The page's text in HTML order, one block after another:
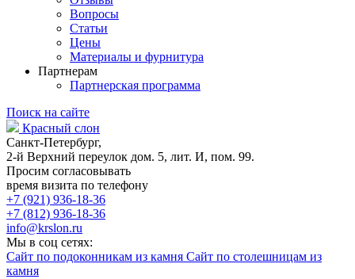
Вопросы
Статьи
Цены
Материалы и фурнитура
Партнерам
Партнерская программа
Поиск на сайте
Красный слон
Санкт-Петербург,
2-й Верхний переулок дом. 5, лит. И, пом. 99.
Просим согласовывать
время визита по телефону
+7 (921) 936-18-36
+7 (812) 936-18-36
info@krslon.ru
Мы в соц сетях:
Сайт по подоконникам из камня Сайт по столешницам из
камня